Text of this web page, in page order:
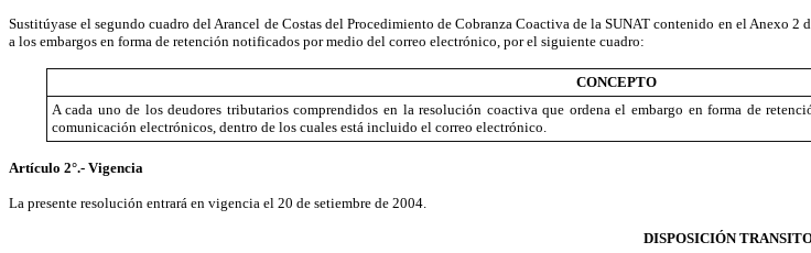
Sustitúyase el segundo cuadro del Arancel de Costas del Procedimiento de Cobranza Coactiva de la SUNAT contenido en el Anexo 2
a los embargos en forma de retención notificados por medio del correo electrónico, por el siguiente cuadro:
CONCEPTO
A cada uno de los deudores tributarios comprendidos en la resolución coactiva que ordena el embargo en forma de
comunicación electrónicos, dentro de los cuales está incluido el correo electrónico.
Artículo 2°.- Vigencia
La presente resolución entrará en vigencia el 20 de setiembre de 2004.
DISPOSICIÓN